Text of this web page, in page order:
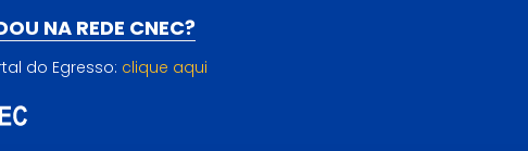
NA REDE CNEC?
do Egresso: clique aqui